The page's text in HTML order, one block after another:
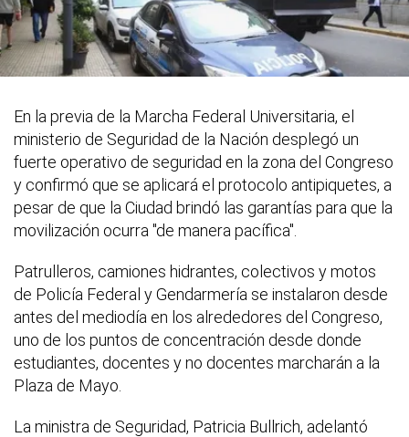
En la previa de la Marcha Federal Universitaria, el
ministerio de Seguridad de la Nación desplegó un
fuerte operativo de seguridad en la zona del Congreso
y confirmó que se aplicará el protocolo antipiquetes, a
pesar de que la Ciudad brindó las garantías para que la
movilización ocurra "de manera pacífica".
Patrulleros, camiones hidrantes, colectivos y motos
de Policía Federal y Gendarmería se instalaron desde
antes del mediodía en los alrededores del Congreso,
uno de los puntos de concentración desde donde
estudiantes, docentes y no docentes marcharán a la
Plaza de Mayo.
La ministra de Seguridad, Patricia Bullrich, adelantó